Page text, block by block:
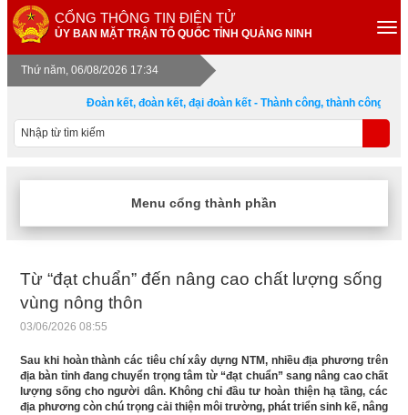
CỔNG THÔNG TIN ĐIỆN TỬ
ỦY BAN MẶT TRẬN TỔ QUỐC TỈNH QUẢNG NINH
Thứ năm, 06/08/2026 17:34
Đoàn kết, đoàn kết, đại đoàn kết - Thành công, thành công, đại
Menu cổng thành phần
Từ “đạt chuẩn” đến nâng cao chất lượng sống
vùng nông thôn
03/06/2026 08:55
Sau khi hoàn thành các tiêu chí xây dựng NTM, nhiều địa phương trên
địa bàn tỉnh đang chuyển trọng tâm từ “đạt chuẩn” sang nâng cao chất
lượng sống cho người dân. Không chỉ đầu tư hoàn thiện hạ tầng, các
địa phương còn chú trọng cải thiện môi trường, phát triển sinh kế, nâng